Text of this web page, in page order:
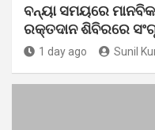
ବନ୍ୟା ସମୟରେ
ରକ୍ତଦାନ ଶିବିରରେ
1 day ago Sunil